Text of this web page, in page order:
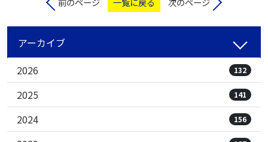
アーカイブ
2026
132
2025 141
2024 156